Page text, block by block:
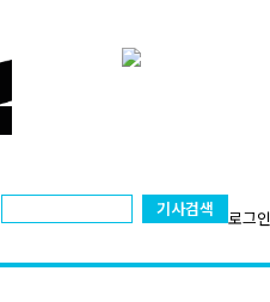
기사검색 로그인